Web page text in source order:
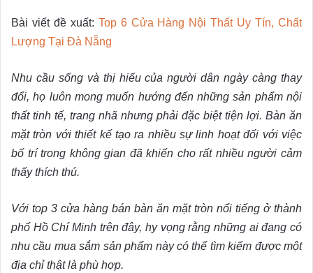
Bài viết đề xuất: Top 6 Cửa Hàng Nội Thất Uy Tín, Chất
Lượng Tại Đà Nẵng
Nhu cầu sống và thị hiếu của người dân ngày càng thay
đổi, họ luôn mong muốn hướng đến những sản phẩm nội
thất tinh tế, trang nhã nhưng phải đặc biệt tiện lợi. Bàn ăn
mặt tròn với thiết kế tạo ra nhiều sự linh hoạt đối với việc
bố trí trong không gian đã khiến cho rất nhiều người cảm
thấy thích thú.
Với top 3 cửa hàng bán bàn ăn mặt tròn nổi tiếng ở thành
phố Hồ Chí Minh trên đây, hy vọng rằng những ai đang có
nhu cầu mua sắm sản phẩm này có thể tìm kiếm được một
địa chỉ thật là phù hợp.